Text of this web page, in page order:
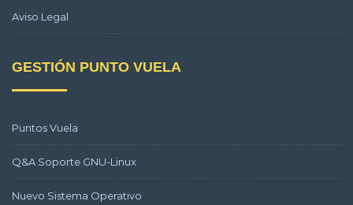
Aviso Legal
GESTIÓN PUNTO VUELA
Puntos Vuela
Q&A Soporte GNU-Linux
Nuevo Sistema Operativo